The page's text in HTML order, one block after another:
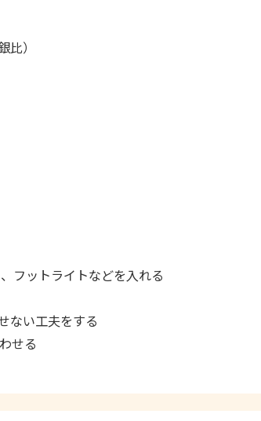
）
フットライトなどを入れる
ない工夫をする
せる